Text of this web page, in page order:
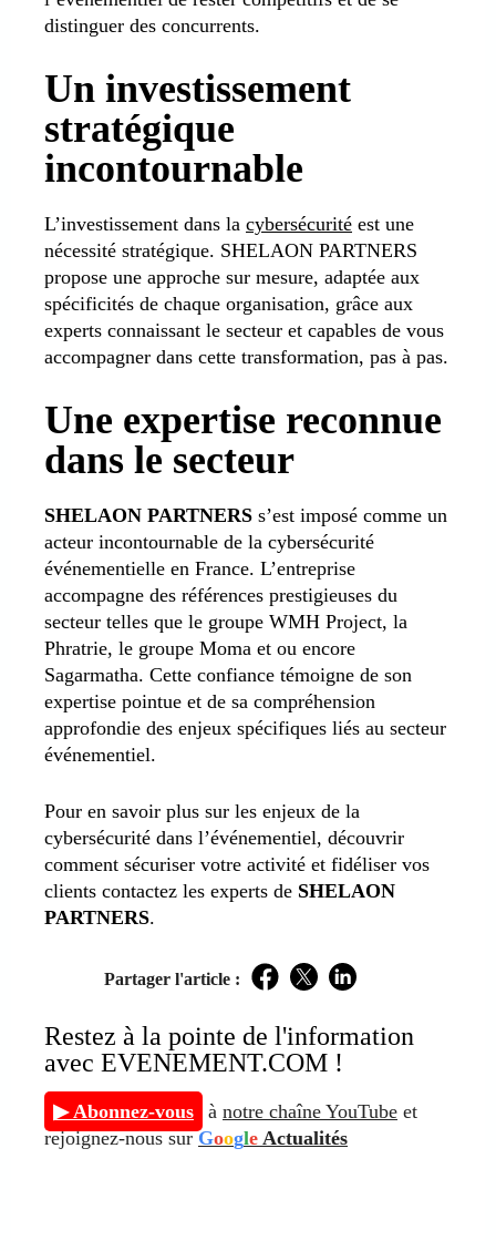
distinguer des concurrents.
Un investissement
stratégique
incontournable
L’investissement dans la cybersécurité est une
nécessité stratégique. SHELAON PARTNERS
propose une approche sur mesure, adaptée aux
spécificités de chaque organisation, grâce aux
experts connaissant le secteur et capables de vous
accompagner dans cette transformation, pas à pas.
Une expertise reconnue
dans le secteur
SHELAON PARTNERS s’est imposé comme un
acteur incontournable de la cybersécurité
événementielle en France. L’entreprise
accompagne des références prestigieuses du
secteur telles que le groupe WMH Project, la
Phratrie, le groupe Moma et ou encore
Sagarmatha. Cette confiance témoigne de son
expertise pointue et de sa compréhension
approfondie des enjeux spécifiques liés au secteur
événementiel.
Pour en savoir plus sur les enjeux de la
cybersécurité dans l’événementiel, découvrir
comment sécuriser votre activité et fidéliser vos
clients contactez les experts de SHELAON
PARTNERS.
Partager l'article : Facebook
TwitterLinkedIn
Restez à la pointe de l'information
avec EVENEMENT.COM !
▶ Abonnez-vous à notre chaîne YouTube et
rejoignez-nous surGoogle Actualités